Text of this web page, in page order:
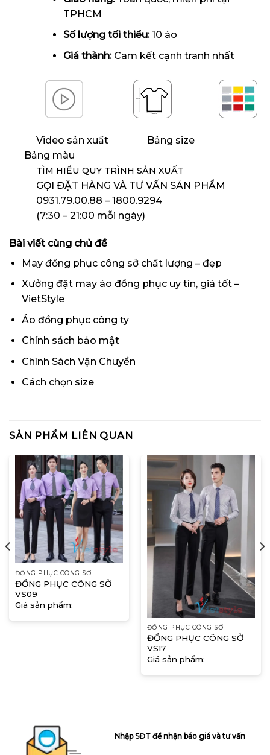
TPHCM
Số lượng tối thiểu:10 áo
Giá thành: Cam kết cạnh tranh nhất
Video sản xuất
Bảng size
Bảng màu
TÌM HIỂU QUY TRÌNH SẢN XUẤT
GỌI ĐẶT HÀNG VÀ TƯ VẤN SẢN PHẨM
0931.79.00.88 – 1800.9294
(7:30 – 21:00 mỗi ngày)
Bài viết cùng chủ đề
May đồng phục công sở chất lượng – đẹp
Xưởng đặt may áo đồng phục uy tín, giá tốt –
VietStyle
Áo đồng phục công ty
Chính sách bảo mật
Chính Sách Vận Chuyển
Cách chọn size
SẢN PHẨM LIÊN QUAN
ĐỒNG PHỤC CÔNG SỞ
ĐỒNG PHỤC CÔNG SỞ
VS09
Giá sản phẩm:
ĐỒNG PHỤC CÔNG SỞ
ĐỒNG PHỤC CÔNG SỞ
VS17
Giá sản phẩm:
Nhập SĐT để nhận báo giá và tư vấn